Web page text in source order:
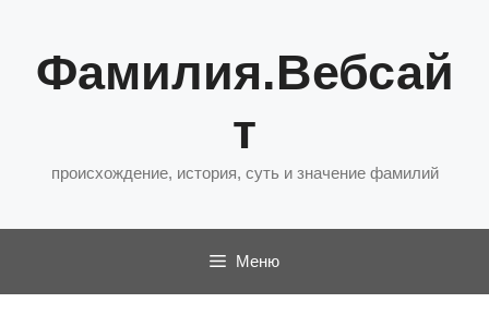
содержимому
Фамилия.Вебсай
т
происхождение, история, суть и значение фамилий
Меню